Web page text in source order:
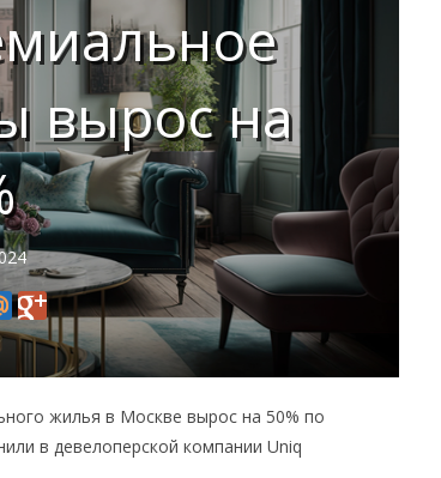
вырос на
жилья в Москве вырос на 50% по
в девелоперской компании Uniq